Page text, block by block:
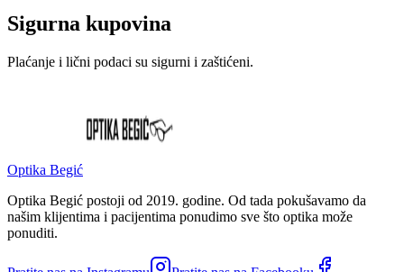
Sigurna kupovina
Plaćanje i lični podaci su sigurni i zaštićeni.
Optika Begić
Optika Begić postoji od 2019. godine. Od tada pokušavamo da
našim klijentima i pacijentima ponudimo sve što optika može
ponuditi.